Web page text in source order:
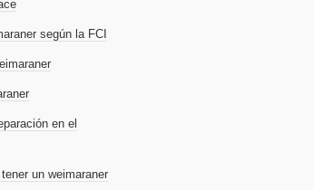
según la FCI
en el
un weimaraner